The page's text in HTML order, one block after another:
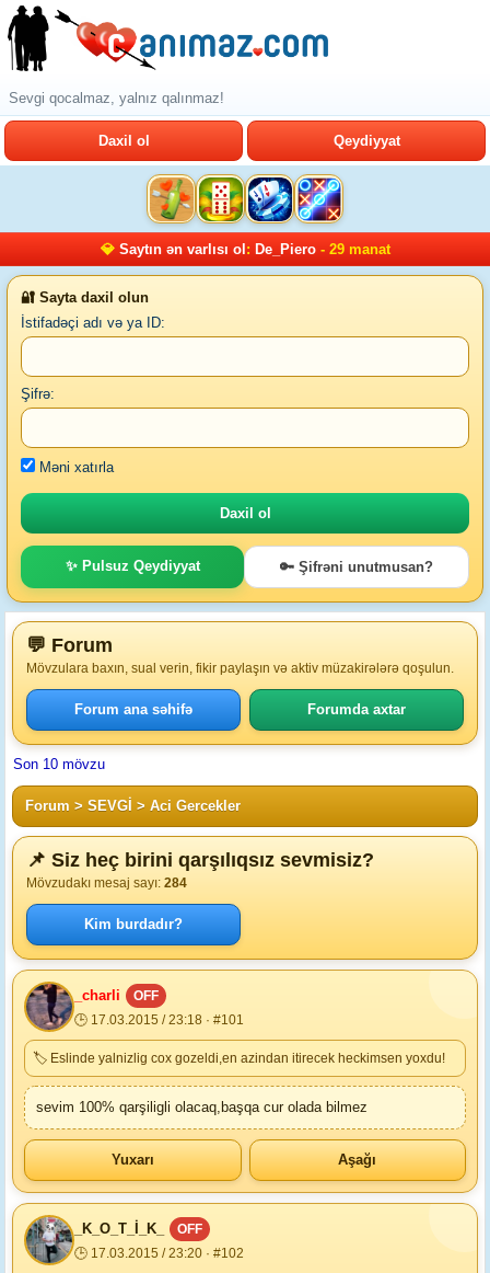
Sevgi qocalmaz, yalnız qalınmaz!
Daxil ol Qeydiyyat
💎 Saytın ən varlısı ol : De_Piero- 29 manat
🔐 Sayta daxil olun
İstifadəçi adı və ya ID:
Şifrə:
Məni xatırla
✨ Pulsuz Qeydiyyat 🔑 Şifrəni unutmusan?
💬 Forum
Mövzulara baxın, sual verin, fikir paylaşın və aktiv müzakirələrə qoşulun.
Forum ana səhifə Forumda axtar
Son 10 mövzu
Forum > SEVGİ > Aci Gercekler
📌 Siz heç birini qarşılıqsız sevmisiz?
Mövzudakı mesaj sayı: 284
Kim burdadır?
_charli
OFF
🕒 17.03.2015 / 23:18 · #101
🏷 Eslinde yalnizlig cox gozeldi,en azindan itirecek heckimsen yoxdu!
sevim 100% qarşiligli olacaq,başqa cur olada bilmez
Yuxarı Aşağı
_K_O_T_İ_K_
OFF
🕒 17.03.2015 / 23:20 · #102